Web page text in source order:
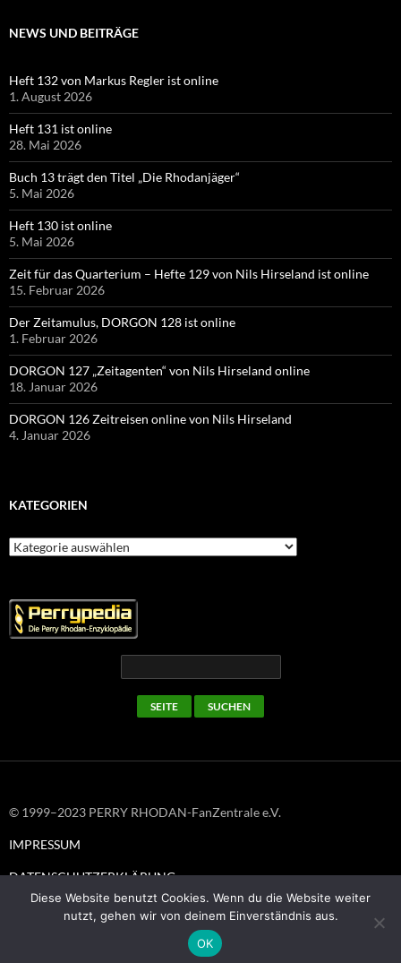
NEWS UND BEITRÄGE
Heft 132 von Markus Regler ist online
1. August 2026
Heft 131 ist online
28. Mai 2026
Buch 13 trägt den Titel „Die Rhodanjäger“
5. Mai 2026
Heft 130 ist online
5. Mai 2026
Zeit für das Quarterium – Hefte 129 von Nils Hirseland ist online
15. Februar 2026
Der Zeitamulus, DORGON 128 ist online
1. Februar 2026
DORGON 127 „Zeitagenten“ von Nils Hirseland online
18. Januar 2026
DORGON 126 Zeitreisen online von Nils Hirseland
4. Januar 2026
KATEGORIEN
Kategorien
© 1999–2023 PERRY RHODAN-FanZentrale e.V.
IMPRESSUM
DATENSCHUTZERKLÄRUNG
Diese Website benutzt Cookies. Wenn du die Website weiter
nutzt, gehen wir von deinem Einverständnis aus.
OK